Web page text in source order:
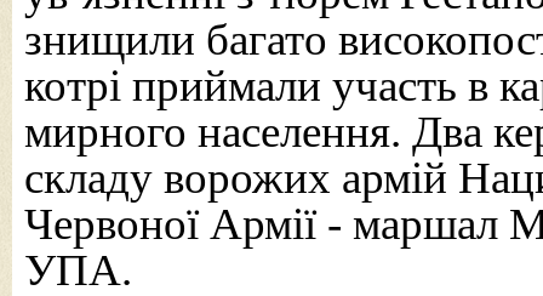
знищили багато
котрі приймали участь в
мирного населення. Два
складу ворожих армій
Червоної Армії - маршал
УПА.